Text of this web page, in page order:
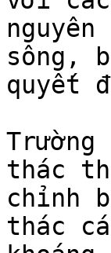
sông,
quyết
thác
chỉnh
thác